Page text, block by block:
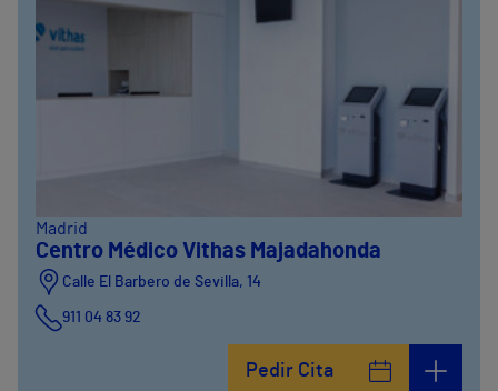
Madrid
Centro Médico Vithas Majadahonda
Calle El Barbero de Sevilla, 14
911 04 83 92
Pedir Cita